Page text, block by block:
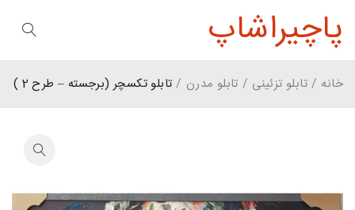
پاچیراشاپ
خانه / تابلو تزئینی / تابلو مدرن / تابلو تکسچر (برجسته – طرح 2 )